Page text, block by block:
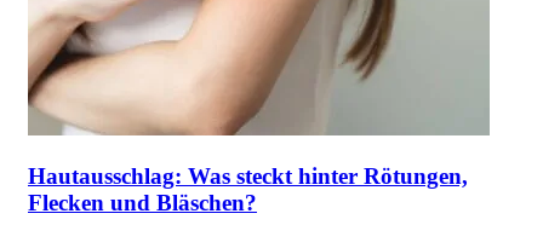
Hautausschlag: Was steckt hinter Rötungen,
Flecken und Bläschen?